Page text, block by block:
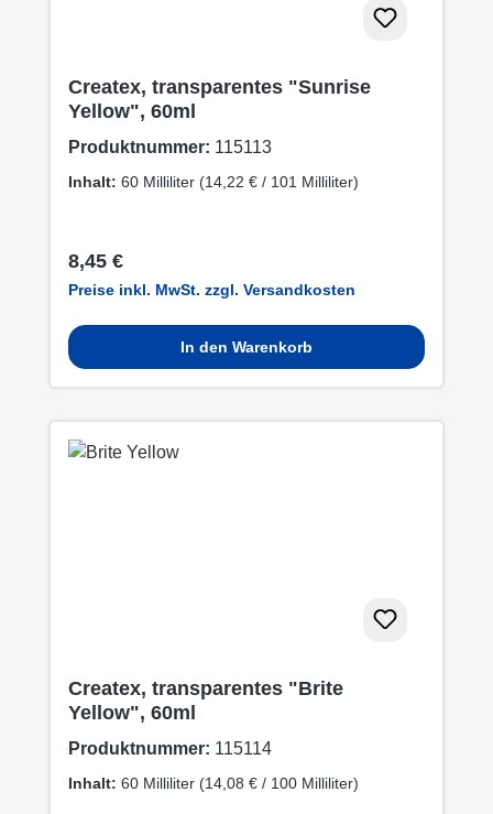
Createx, transparentes "Sunrise
Yellow", 60ml
Produktnummer: 115113
Inhalt: 60 Milliliter (14,22 € / 101 Milliliter)
Regulärer Preis:
8,45 €
Preise inkl. MwSt. zzgl. Versandkosten
In den Warenkorb
Createx, transparentes "Brite
Yellow", 60ml
Produktnummer: 115114
Inhalt: 60 Milliliter (14,08 € / 100 Milliliter)